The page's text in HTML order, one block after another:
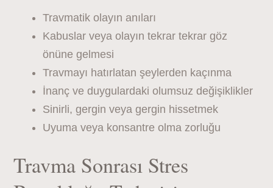
Travmatik olayın anıları
Kabuslar veya olayın tekrar tekrar göz
önüne gelmesi
Travmayı hatırlatan şeylerden kaçınma
İnanç ve duygulardaki olumsuz değişiklikler
Sinirli, gergin veya gergin hissetmek
Uyuma veya konsantre olma zorluğu
Travma Sonrası Stres